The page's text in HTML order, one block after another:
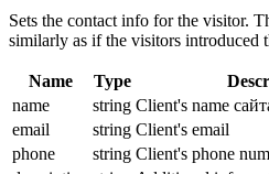
Sets the contact info for the visitor.
similarly as if the visitors introduced
Name Type
name
string Client's name
email
string Client's email
phone
string Client's phone